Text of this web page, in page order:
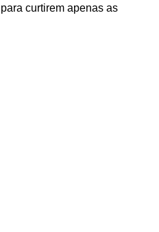
curtirem apenas as